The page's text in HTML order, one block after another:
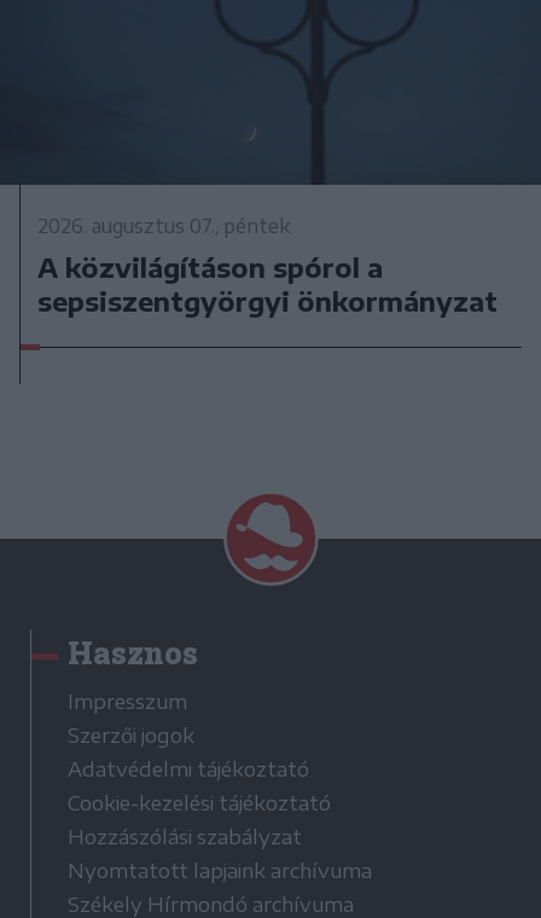
2026. augusztus 07., péntek
A közvilágításon spórol a
sepsiszentgyörgyi önkormányzat
Hasznos
Impresszum
Szerzői jogok
Adatvédelmi tájékoztató
Cookie-kezelési tájékoztató
Hozzászólási szabályzat
Nyomtatott lapjaink archívuma
Székely Hírmondó archívuma